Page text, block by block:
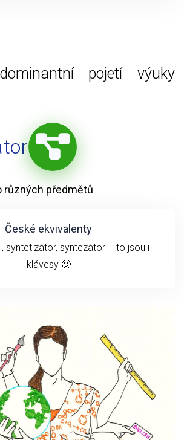
pojetí výuky
různých předmětů
České ekvivalenty
syntetizátor, syntezátor – to jsou i
klávesy 🙂